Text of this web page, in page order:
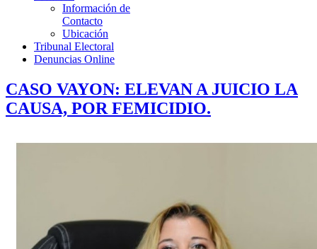
Información de
Contacto
Ubicación
Tribunal Electoral
Denuncias Online
CASO VAYON: ELEVAN A JUICIO LA
CAUSA, POR FEMICIDIO.